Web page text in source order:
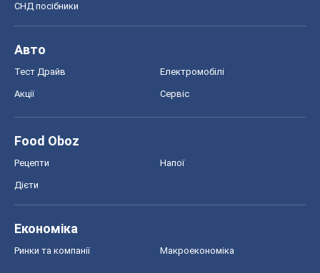
СНД посібники
Авто
Тест Драйв Електромобілі
Акції Сервіс
Food Oboz
Рецепти Напої
Дієти
Економіка
Ринки та компанії Макроекономіка